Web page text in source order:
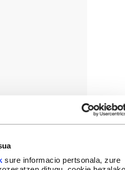
sure informacio pertsonala, zure